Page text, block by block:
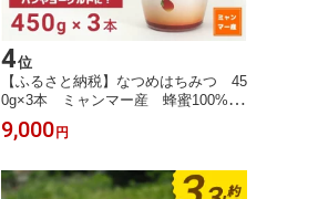
4位
【ふるさと納税】なつめはちみつ 45
0g×3本 ミャンマー産 蜂蜜100%
ヨーグルトや紅茶に【1642044】
9,000 円